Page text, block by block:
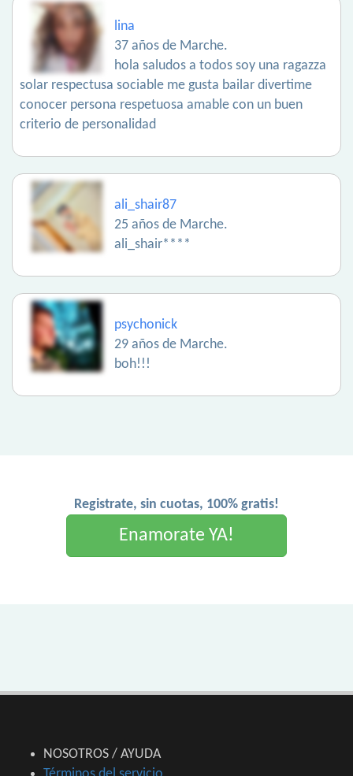
lina
37 años de Marche.
hola saludos a todos soy una ragazza
solar respectusa sociable me gusta bailar divertime
conocer persona respetuosa amable con un buen
criterio de personalidad
ali_shair87
25 años de Marche.
ali_shair****
psychonick
29 años de Marche.
boh!!!
Registrate, sin cuotas, 100% gratis!
Enamorate YA!
NOSOTROS / AYUDA